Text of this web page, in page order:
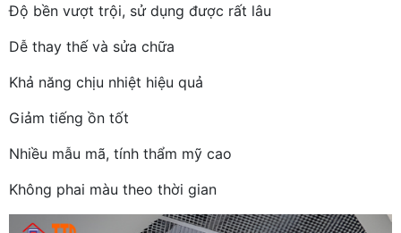
Độ bền vượt trội, sử dụng được rất lâu
Dễ thay thế và sửa chữa
Khả năng chịu nhiệt hiệu quả
Giảm tiếng ồn tốt
Nhiều mẫu mã, tính thẩm mỹ cao
Không phai màu theo thời gian